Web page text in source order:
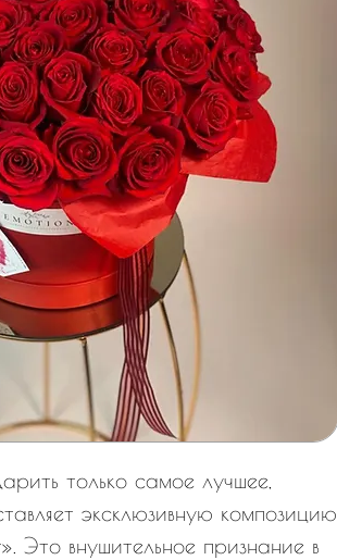
только самое лучшее,
эксклюзивную композицию
Это внушительное признание в